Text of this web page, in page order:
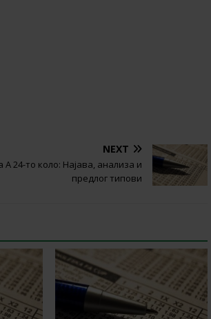
NEXT
А 24-то коло: Најава, анализа и
предлог типови